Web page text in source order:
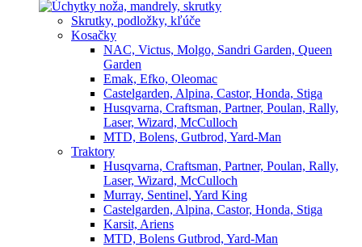
Skrutky, podložky, kľúče
Kosačky
NAC, Victus, Molgo, Sandri Garden, Queen
Garden
Emak, Efko, Oleomac
Castelgarden, Alpina, Castor, Honda, Stiga
Husqvarna, Craftsman, Partner, Poulan, Rally,
Laser, Wizard, McCulloch
MTD, Bolens, Gutbrod, Yard-Man
Traktory
Husqvarna, Craftsman, Partner, Poulan, Rally,
Laser, Wizard, McCulloch
Murray, Sentinel, Yard King
Castelgarden, Alpina, Castor, Honda, Stiga
Karsit, Ariens
MTD, Bolens Gutbrod, Yard-Man